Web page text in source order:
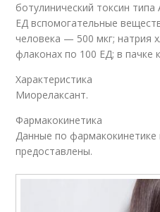
ботулинический токсин
ЕД вспомогательные
человека — 500 мкг; натрия
флаконах по 100 ЕД; в пачке
Характеристика
Миорелаксант.
Фармакокинетика
Данные по
предоставлены.